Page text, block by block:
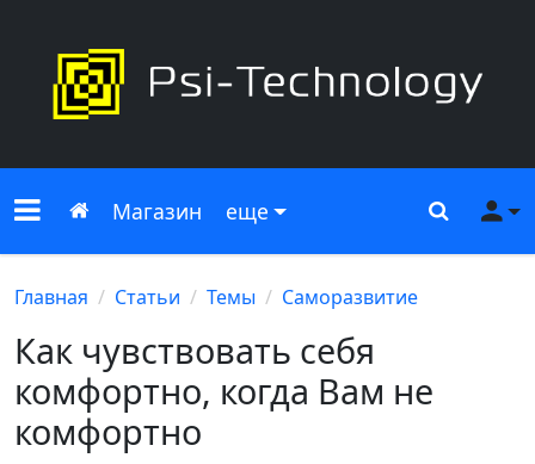
Меню сайта
Главная
Магазин еще Поиск
Главная Статьи Темы Саморазвитие
Как чувствовать себя
комфортно, когда Вам не
комфортно